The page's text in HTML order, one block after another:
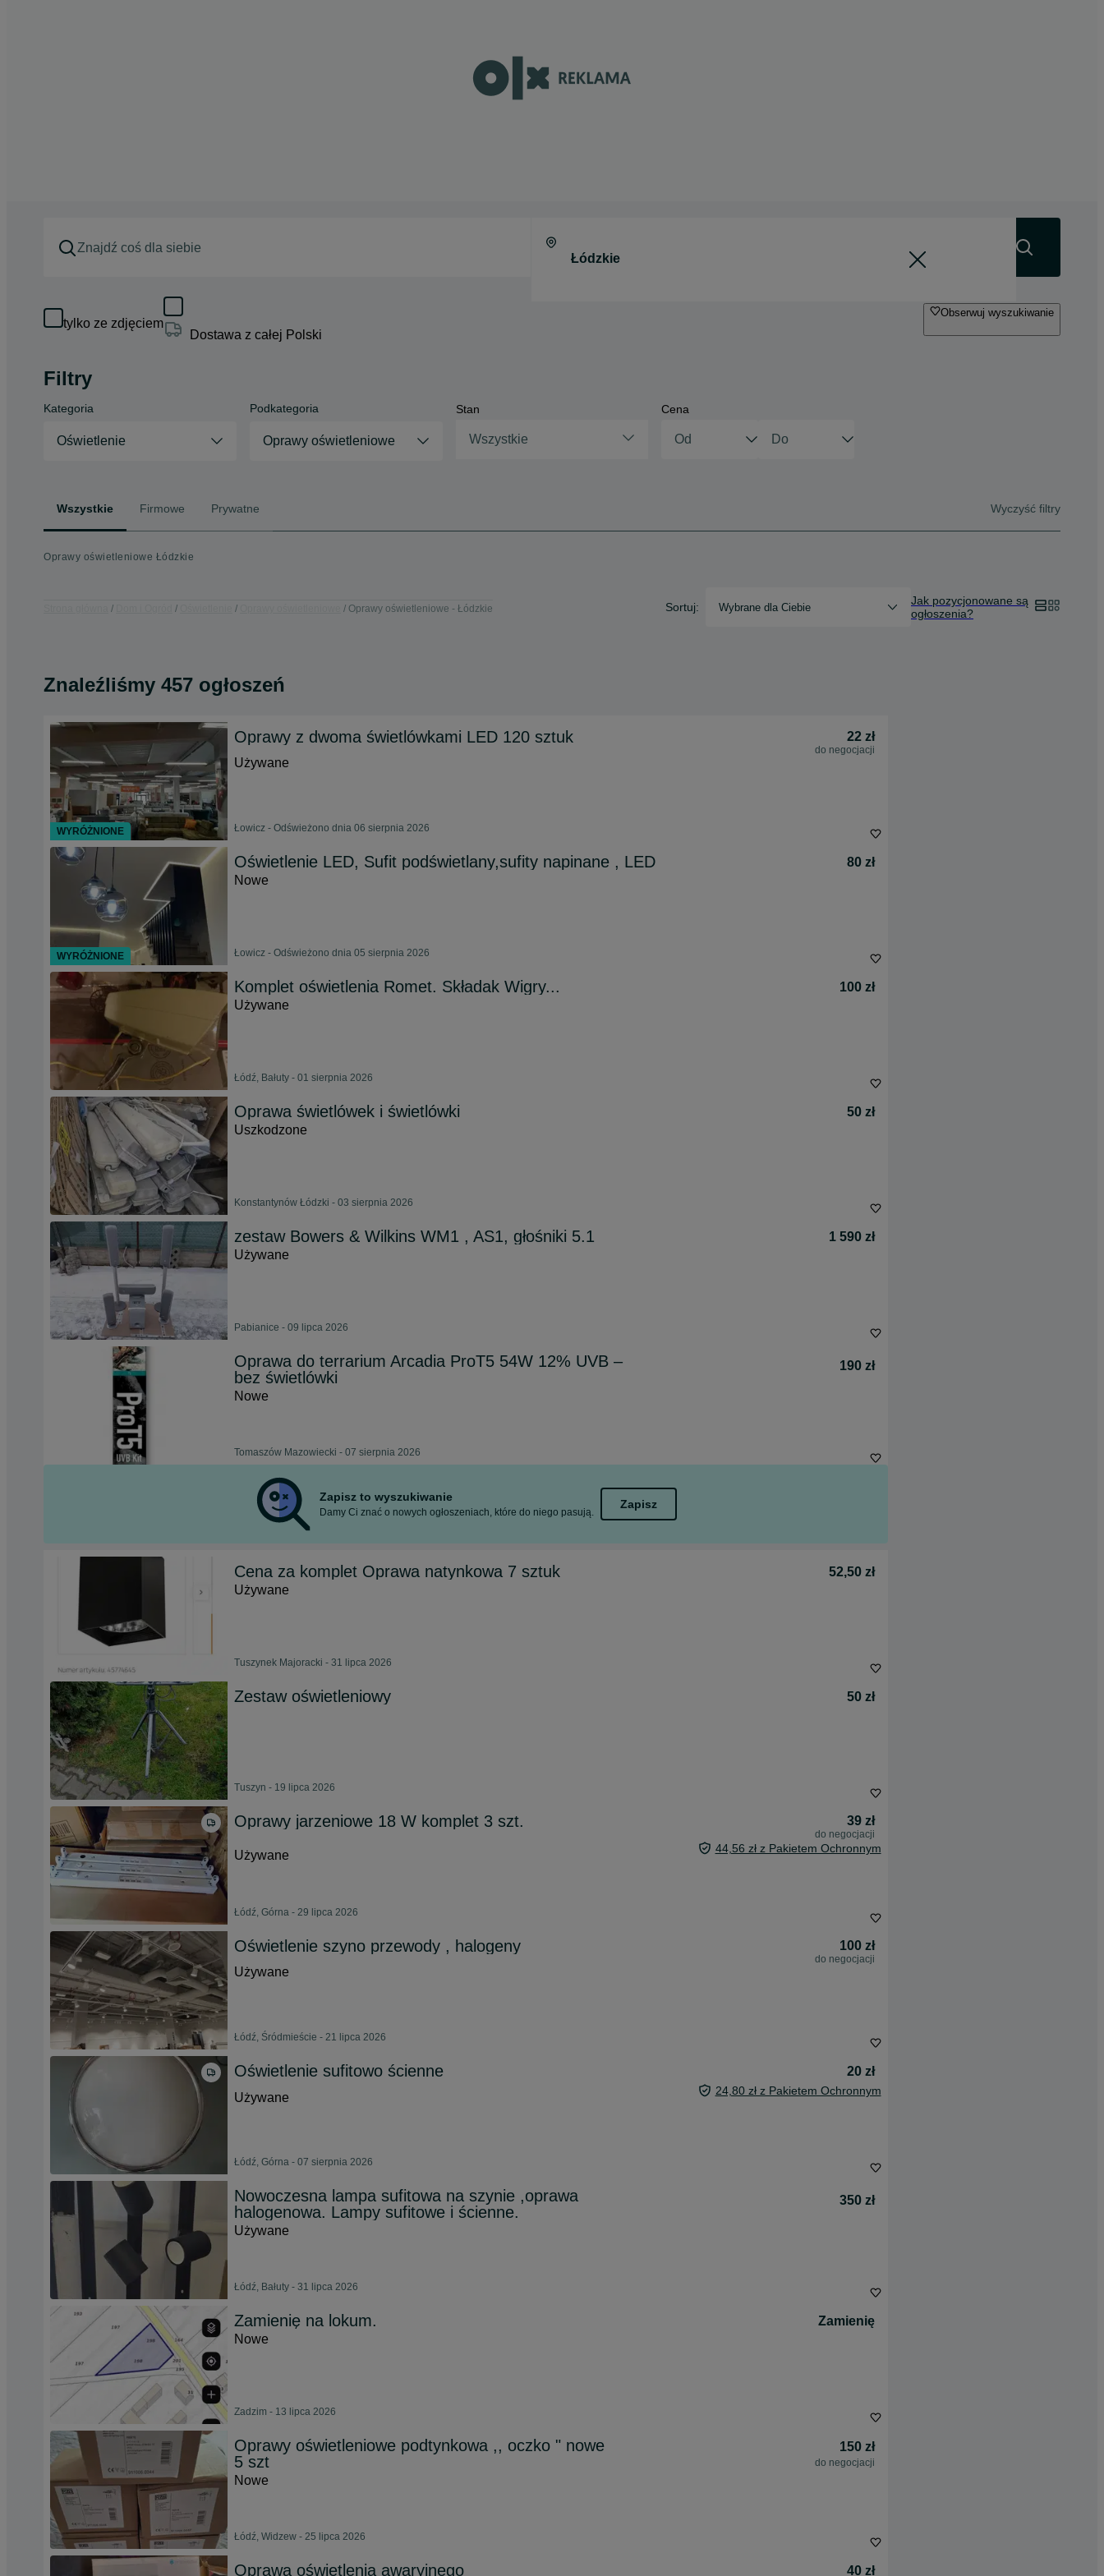
tylko ze zdjęciem
Dostawa z całej Polski
Obserwuj wyszukiwanie
Filtry
Kategoria
Oświetlenie
Podkategoria
Oprawy oświetleniowe
Stan
Wszystkie
Cena
Wszystkie Firmowe Prywatne Wyczyść filtry
Oprawy oświetleniowe Łódzkie
Oprawy oświetleniowe - Łódzkie Sortuj: Wybrane dla Ciebie
Jak pozycjonowane są
ogłoszenia?
Znaleźliśmy 457 ogłoszeń
Oprawy z dwoma świetlówkami LED 120 sztuk 22 zł
do negocjacji
Używane
Łowicz - Odświeżono dnia 06 sierpnia 2026
Oświetlenie LED, Sufit podświetlany,sufity napinane , LED
80 zł
Nowe
Łowicz - Odświeżono dnia 05 sierpnia 2026
Komplet oświetlenia Romet. Składak Wigry...
100 zł
Używane
Łódź, Bałuty - 01 sierpnia 2026
Oprawa świetlówek i świetlówki
50 zł
Uszkodzone
Konstantynów Łódzki - 03 sierpnia 2026
zestaw Bowers & Wilkins WM1 , AS1, głośniki 5.1
1 590 zł
Używane
Pabianice - 09 lipca 2026
Oprawa do terrarium Arcadia ProT5 54W 12% UVB –
bez świetlówki
190 zł
Nowe
Tomaszów Mazowiecki - 07 sierpnia 2026
Zapisz to wyszukiwanie
Damy Ci znać o nowych ogłoszeniach, które do niego pasują.
Zapisz
Cena za komplet Oprawa natynkowa 7 sztuk
52,50 zł
Używane
Tuszynek Majoracki - 31 lipca 2026
Zestaw oświetleniowy 50 zł
Tuszyn - 19 lipca 2026
Oprawy jarzeniowe 18 W komplet 3 szt. 39 zł
do negocjacji
Używane 44,56 zł z Pakietem Ochronnym
Łódź, Górna - 29 lipca 2026
Oświetlenie szyno przewody , halogeny 100 zł
do negocjacji
Używane
Łódź, Śródmieście - 21 lipca 2026
Oświetlenie sufitowo ścienne
20 zł
Używane
24,80 zł z Pakietem Ochronnym
Łódź, Górna - 07 sierpnia 2026
Nowoczesna lampa sufitowa na szynie ,oprawa
halogenowa. Lampy sufitowe i ścienne.
350 zł
Używane
Łódź, Bałuty - 31 lipca 2026
Zamienię na lokum.
Zamienię
Nowe
Zadzim - 13 lipca 2026
Oprawy oświetleniowe podtynkowa ,, oczko " nowe
5 szt
150 zł
do negocjacji
Nowe
Łódź, Widzew - 25 lipca 2026
Oprawa oświetlenia awaryjnego 40 zł
WYRÓŻNIONE
WYRÓŻNIONE